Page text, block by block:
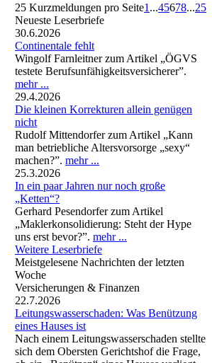
25 Kurzmeldungen pro Seite1 ...45678...25
Neueste Leserbriefe
30.6.2026
Continentale fehlt
Wingolf Farnleitner zum Artikel „ÖGVS
testete Berufsunfähigkeitsversicherer”.
mehr ...
29.4.2026
Die kleinen Korrekturen allein genügen
nicht
Rudolf Mittendorfer zum Artikel „Kann
man betriebliche Altersvorsorge „sexy“
machen?”. mehr ...
25.3.2026
In ein paar Jahren nur noch große
„Ketten“?
Gerhard Pesendorfer zum Artikel
„Maklerkonsolidierung: Steht der Hype
uns erst bevor?”. mehr ...
Weitere Leserbriefe
Meistgelesene Nachrichten der letzten
Woche
Versicherungen & Finanzen
22.7.2026
Leitungswasserschaden: Was Benützung
eines Hauses ist
Nach einem Leitungswasserschaden stellte
sich dem Obersten Gerichtshof die Frage,